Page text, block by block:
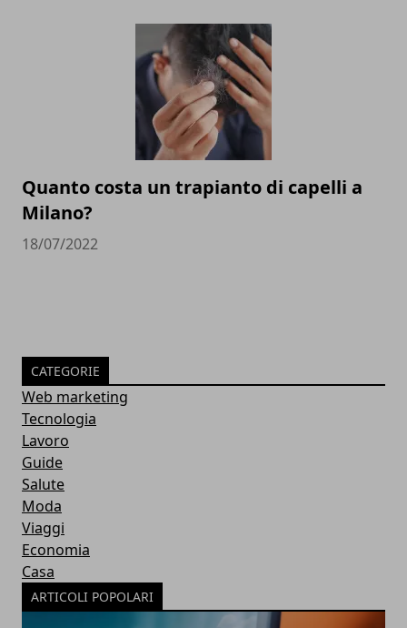
Quanto costa un trapianto di capelli a
Milano?
18/07/2022
CATEGORIE
Web marketing
Tecnologia
Lavoro
Guide
Salute
Moda
Viaggi
Economia
Casa
ARTICOLI POPOLARI